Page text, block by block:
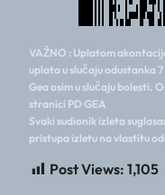
VAŽNO : Uplatom
uplata u slučaju odustanka
Gea osim u slučaju bolesti.
stranici PD GEA
Svaki sudionik izleta
pristupa izletu na vlastitu
Post Views: 1,105